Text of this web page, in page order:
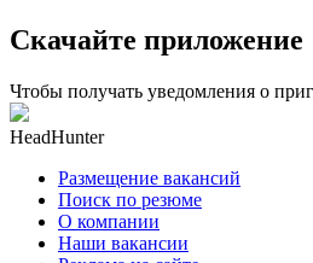
Скачайте приложение
Чтобы получать уведомления о
HeadHunter
Размещение вакансий
Поиск по резюме
О компании
Наши вакансии